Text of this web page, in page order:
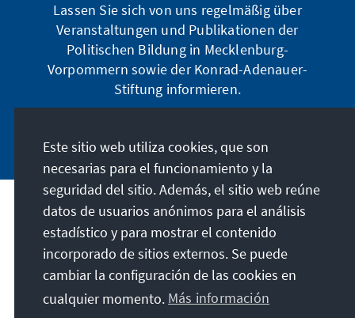
Lassen Sie sich von uns regelmäßig über
Veranstaltungen und Publikationen der
Politischen Bildung in Mecklenburg-
Vorpommern sowie der Konrad-Adenauer-
Stiftung informieren.
Dirección
Contacto
Visita también
Este sitio web utiliza cookies, que son
necesarias para el funcionamiento y la
seguridad del sitio. Además, el sitio web reúne
datos de usuarios anónimos para el análisis
estadístico y para mostrar el contenido
incorporado de sitios externos. Se puede
cambiar la configuración de las cookies en
cualquier momento. Más información